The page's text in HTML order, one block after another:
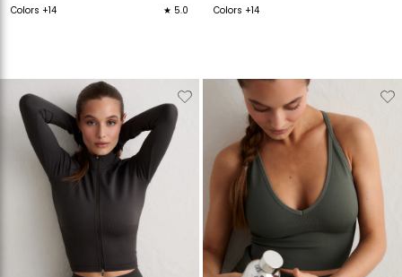
Colors +14 ★ 5.0 Colors +14
Toevoegen
verlanglijstje
van
verlanglijstje
verlanglijstje